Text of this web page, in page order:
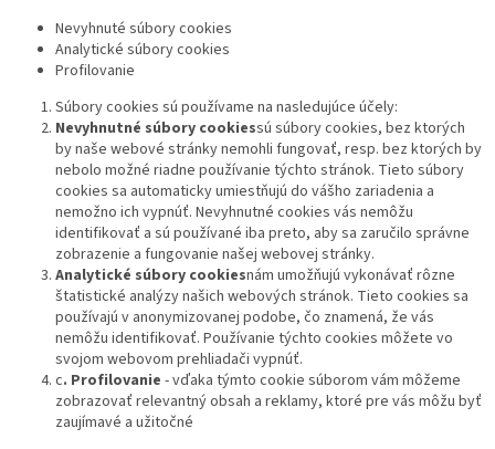
Nevyhnuté súbory cookies
Analytické súbory cookies
Profilovanie
Súbory cookies sú používame na nasledujúce účely:
Nevyhnutné súbory cookiessú súbory cookies, bez ktorých
by naše webové stránky nemohli fungovať, resp. bez ktorých by
nebolo možné riadne používanie týchto stránok. Tieto súbory
cookies sa automaticky umiestňujú do vášho zariadenia a
nemožno ich vypnúť. Nevyhnutné cookies vás nemôžu
identifikovať a sú používané iba preto, aby sa zaručilo správne
zobrazenie a fungovanie našej webovej stránky.
Analytické súbory cookiesnám umožňujú vykonávať rôzne
štatistické analýzy našich webových stránok. Tieto cookies sa
používajú v anonymizovanej podobe, čo znamená, že vás
nemôžu identifikovať. Používanie týchto cookies môžete vo
svojom webovom prehliadači vypnúť.
c. Profilovanie - vďaka týmto cookie súborom vám môžeme
zobrazovať relevantný obsah a reklamy, ktoré pre vás môžu byť
zaujímavé a užitočné